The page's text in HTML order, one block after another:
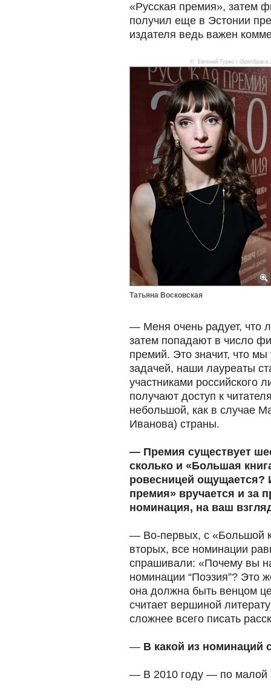
«Русская премия», затем
получил еще в Эстонии
издателя ведь важен
© Евгений Гурко /
Татьяна Восковская
— Меня очень радует, что
затем попадают в число
премий. Это значит, что
задачей, наши лауреаты
участниками российского
получают доступ к
небольшой, как в случае
Иванова) страны.
— Премия существует
сколько и «Большая
ровесницей ощущается?
премия» вручается и за
номинация, на ваш
— Во-первых, с «Большой
вторых, все номинации
спрашивали: «Почему вы
номинации “Поэзия”? Это
она должна быть венцом
считает вершиной
сложнее всего писать
— В какой из номинаций
— В 2010 году — по малой